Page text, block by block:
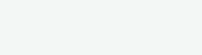
Herz-Kreislauf-Erkrankungen. Die Forschung
wollten dem näher auf den Grund gehen.